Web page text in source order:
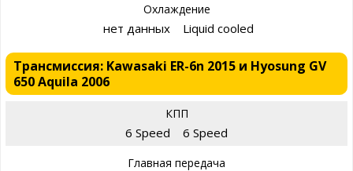
Охлаждение
нет данных Liquid cooled
Трансмиссия: Kawasaki ER-6n 2015 и Hyosung GV
650 Aquila 2006
КПП
6 Speed 6 Speed
Главная передача